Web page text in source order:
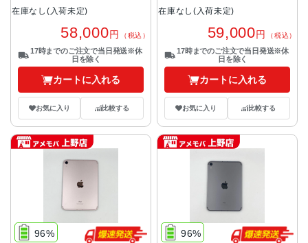
在庫なし(入荷未定)
58,000円 （税込）
17時までのご注文で当日発送※休
日を除く
カートに入れる
お気に入り 比較する
在庫なし(入荷未定)
59,000円 （税込）
17時までのご注文で当日発送※休
日を除く
カートに入れる
お気に入り 比較する
96% 96%